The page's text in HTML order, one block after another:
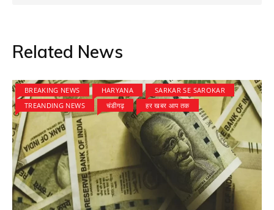
Related News
BREAKING NEWS HARYANA
SARKAR SE SAROKAR
TREANDING NEWS
चंडीगढ़ हर खबर आप तक